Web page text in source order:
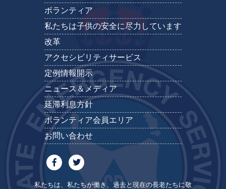
ボランティア
私たちは子供の安全に尽力しています
改革
アクセシビリティサービス
定例情報開示
ニュース＆メディア
延滞利息方針
ボランティア会員エリア
お問い合わせ
私たちは、私たちが働き、過去と現在の長老たちに敬